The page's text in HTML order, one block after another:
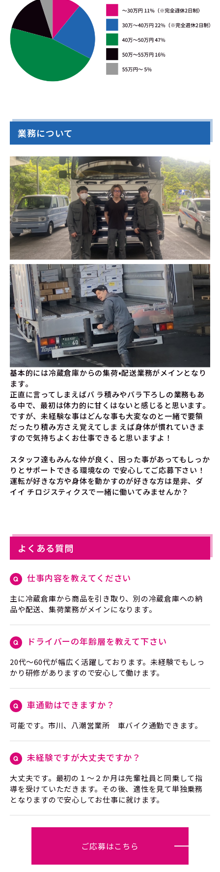
業務について
基本的には冷蔵倉庫からの集荷•配送業務がメインとなり
ます。
正直に言ってしまえばバ ラ積みやバラ下ろしの業務もあ
る中で、最初は体力的に甘くはないと感じると思います。
ですが、未経験な事はどんな事も大変なのと一緒で要領
だったり積み方さえ覚えてしま えば身体が慣れていきま
すので気持ちよくお仕事できると思いますよ！
スタッフ達もみんな仲が良く、困った事があってもしっか
りとサポートできる環境なの で安心してご応募下さい！
運転が好きな方や身体を動かすのが好きな方は是非、ダ
イイ チロジスティクスで一緒に働いてみませんか？
よくある質問
仕事内容を教えてください
主に冷蔵倉庫から商品を引き取り、別の冷蔵倉庫への納
品や配送、集荷業務がメインになります。
ドライバーの年齢層を教えて下さい
20代〜60代が幅広く活躍しております。未経験でもしっ
かり研修がありますので安心して働けます。
車通勤はできますか？
可能です。市川、八潮営業所 車バイク通勤できます。
未経験ですが大丈夫ですか？
大丈夫です。最初の１〜２か月は先輩社員と同乗して指
導を受けていただきます。その後、適性を見て単独乗務
となりますので安心してお仕事に就けます。
ご応募はこちら